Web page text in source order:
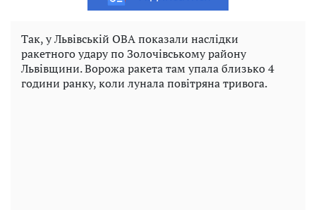
Так, у Львівській ОВА показали наслідки
ракетного удару по Золочівському району
Львівщини. Ворожа ракета там упала близько 4
години ранку, коли лунала повітряна тривога.